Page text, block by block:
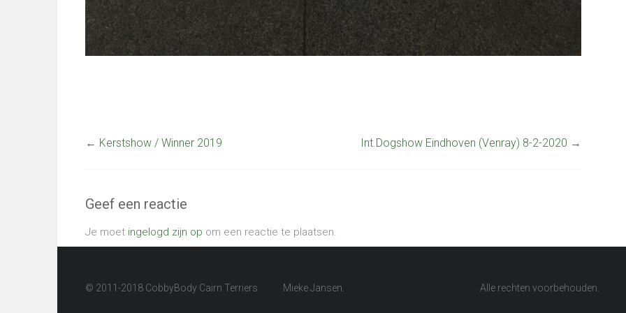
← Kerstshow / Winner 2019 Int.Dogshow Eindhoven (Venray) 8-2-2020 →
Geef een reactie
Je moet ingelogd zijn op om een reactie te plaatsen.
© 2011-2018 CobbyBody Cairn Terriers Mieke Jansen. Alle rechten voorbehouden.